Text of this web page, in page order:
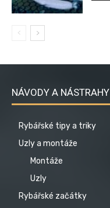
NÁVODY A NÁSTRAHY
Rybářské tipy a triky
Uzly a montáže
Montáže
Uzly
Rybářské začátky